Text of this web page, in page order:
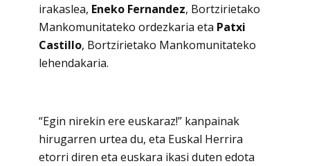
irakaslea, Eneko Fernandez, Bortzirietako
Mankomunitateko ordezkaria eta Patxi
Castillo, Bortzirietako Mankomunitateko
lehendakaria.
“Egin nirekin ere euskaraz!” kanpainak
hirugarren urtea du, eta Euskal Herrira
etorri diren eta euskara ikasi duten edota